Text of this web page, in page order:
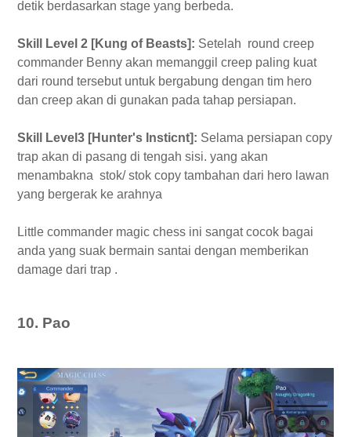
detik berdasarkan stage yang berbeda.
Skill Level 2 [Kung of Beasts]: Setelah round creep
commander Benny akan memanggil creep paling kuat
dari round tersebut untuk bergabung dengan tim hero
dan creep akan di gunakan pada tahap persiapan.
Skill Level3 [Hunter's Insticnt]: Selama persiapan copy
trap akan di pasang di tengah sisi. yang akan
menambakna stok/ stok copy tambahan dari hero lawan
yang bergerak ke arahnya
Little commander magic chess ini sangat cocok bagai
anda yang suak bermain santai dengan memberikan
damage dari trap .
10. Pao